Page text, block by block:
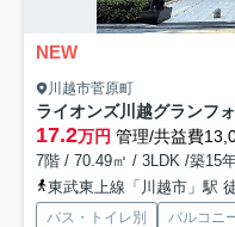
NEW
川越市菅原町
ライオンズ川越グランフ
17.2万円 管理/共益費
7階 / 70.49㎡ / 3LDK /築15
東武東上線「川越市」駅
バス・トイレ別 バルコニ